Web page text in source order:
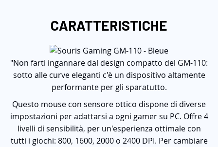
CARATTERISTICHE
"Non farti ingannare dal design compatto del GM-110:
sotto alle curve eleganti c'è un dispositivo altamente
performante per gli sparatutto.
Questo mouse con sensore ottico dispone di diverse
impostazioni per adattarsi a ogni gamer su PC. Offre 4
livelli di sensibilità, per un'esperienza ottimale con
tutti i giochi: 800, 1600, 2000 o 2400 DPI. Per cambiare